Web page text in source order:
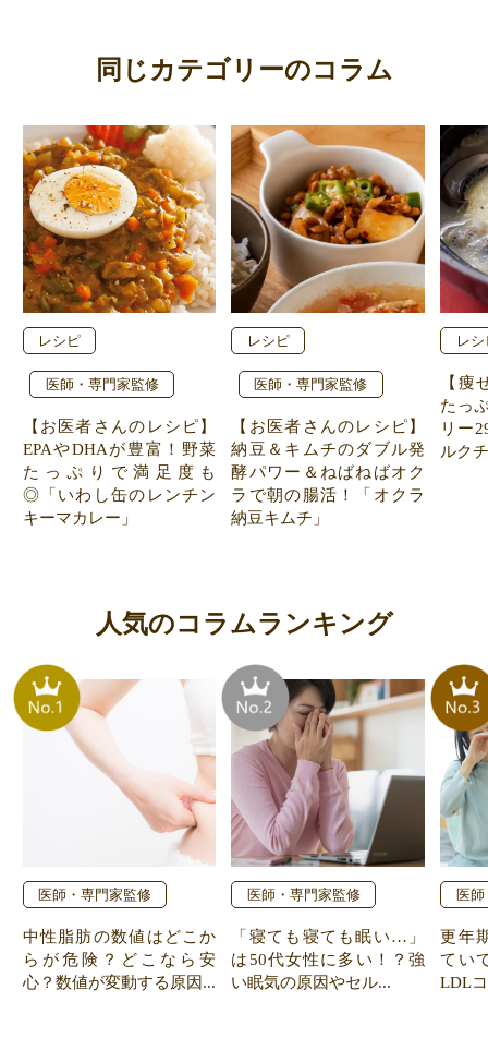
同じカテゴリーのコラム
レシピ
医師・専門家監修
【お医者さんのレシピ】
EPAやDHAが豊富！野菜
たっぷりで満足度も
◎「いわし缶のレンチン
キーマカレー」
レシピ
医師・専門家監修
【お医者さんのレシピ】
納豆＆キムチのダブル発
酵パワー＆ねばねばオク
ラで朝の腸活！「オクラ
納豆キムチ」
レシ
【痩
たっ
リー
ルク
人気のコラムランキング
医師・専門家監修
中性脂肪の数値はどこか
らが危険？どこなら安
心？数値が変動する原因...
医師・専門家監修
「寝ても寝ても眠い…」
は50代女性に多い！？強
い眠気の原因やセル...
医
更年
てい
LDL